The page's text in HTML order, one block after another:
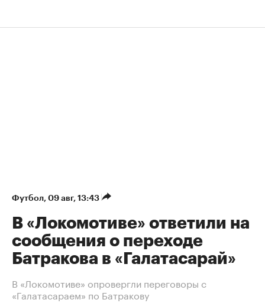
Футбол⁠, 09 авг, 13:43
В «Локомотиве» ответили на
сообщения о переходе
Батракова в «Галатасарай»
В «Локомотиве» опровергли переговоры с
«Галатасараем» по Батракову